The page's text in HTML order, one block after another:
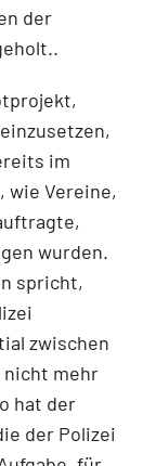
der
im
wie Vereine,
wurden.
spricht,
zwischen
nicht mehr
hat der
der Polizei